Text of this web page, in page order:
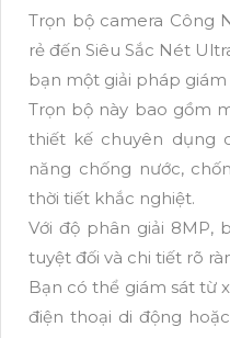
Trọn bộ camera Công
rẻ đến Siêu Sắc Nét
bạn một giải pháp giám
Trọn bộ này bao gồm
thiết kế chuyên dụng
năng chống nước,
thời tiết khắc nghiệt.
Với độ phân giải 8MP,
tuyệt đối và chi tiết rõ
Bạn có thể giám sát từ
điện thoại di động